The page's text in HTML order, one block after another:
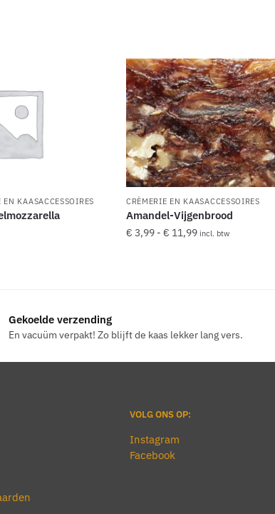
EN KAASACCESSOIRES CRÈMERIE EN KAASACCESSOIRES
Amandel-Vijgenbrood
€ 3,99 - € 11,99Prijsklasse:
incl. btw
variaties.
optie
worden
op
de
Gekoelde verzending
En vacuüm verpakt! Zo blijft de kaas lekker lang vers.
VOLG ONS OP:
Instagram
Facebook